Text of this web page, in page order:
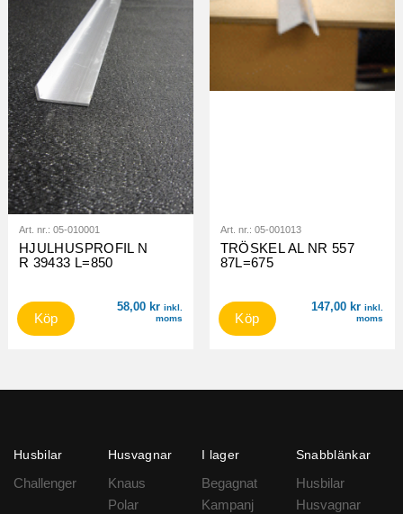
Art. nr.: 05-010001
HJULHUSPROFIL N
R 39433 L=850
58,00 kr inkl.
moms
Köp
Art. nr.: 05-001013
TRÖSKEL AL NR 557
87L=675
147,00 kr inkl.
moms
Köp
Husbilar
Challenger
Husvagnar
Knaus
Polar
I lager
Begagnat
Kampanj
Snabblänkar
Husbilar
Husvagnar